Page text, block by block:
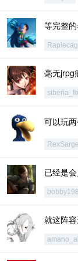
等完整
毫无jrpg
可以玩两
RexSarge
已经是
就这阵